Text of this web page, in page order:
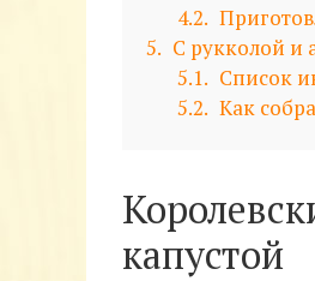
4.2
5
С рукколой и
5.1
Список
5.2
Как
капустой